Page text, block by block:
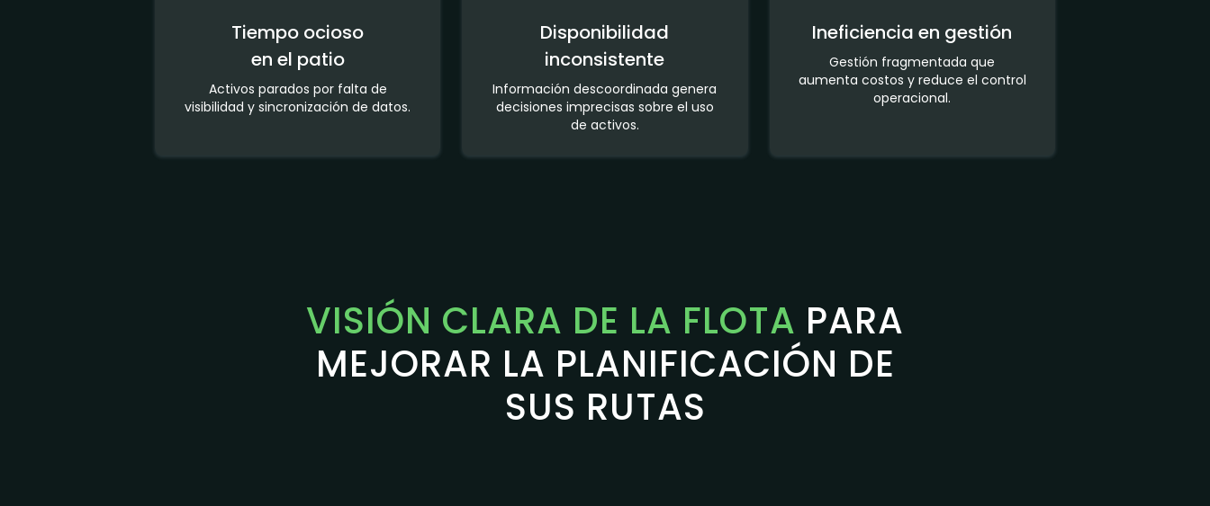
Tiempo ocioso
en el patio
Activos parados por falta de
visibilidad y sincronización de datos.
Disponibilidad
inconsistente
Información descoordinada genera
decisiones imprecisas sobre el uso
de activos.
Ineficiencia en gestión
Gestión fragmentada que
aumenta costos y reduce el control
operacional.
VISIÓN CLARA DE LA FLOTA PARA
MEJORAR LA PLANIFICACIÓN DE
SUS RUTAS